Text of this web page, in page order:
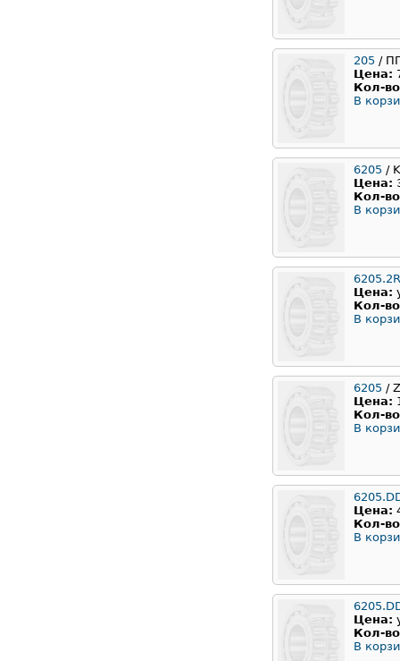
205 /
Цена:
Кол-
В
6205 /
Цена:
Кол-
В
Цена:
Кол-
В
6205 /
Цена:
Кол-
В
Цена:
Кол-
В
Цена:
Кол-
В